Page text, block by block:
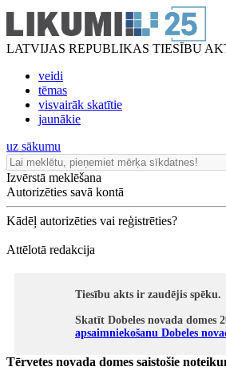
LATVIJAS REPUBLIKAS TIESĪBU
veidi
tēmas
visvairāk skatītie
jaunākie
uz sākumu
Izvērstā meklēšana
Autorizēties savā kontā
Kādēļ autorizēties vai reģistrēties?
Attēlotā redakcija
Tiesību akts ir zaudējis spēku.
Skatīt Dobeles novada domes
apsaimniekošanu Dobeles
Tērvetes novada domes saistošie